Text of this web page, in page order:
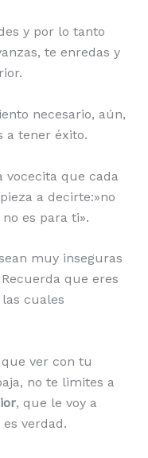
y por lo tanto
te enredas y
necesario, aún,
a tener éxito.
vocecita que cada
a decirte:»no
es para ti».
muy inseguras
que eres
cuales
ver con tu
no te limites a
, que le voy a
es verdad.